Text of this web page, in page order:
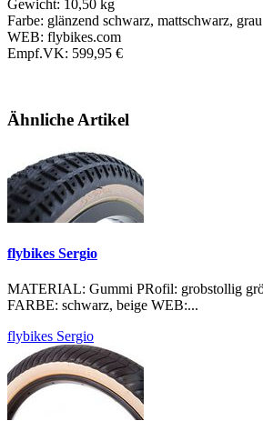
Gewicht: 10,50 kg
Farbe: glänzend schwarz, mattschwarz, grau
WEB: flybikes.com
Empf.VK: 599,95 €
Ähnliche Artikel
flybikes Sergio
MATERIAL: Gummi PRofil: grobstollig
FARBE: schwarz, beige WEB:...
flybikes Sergio